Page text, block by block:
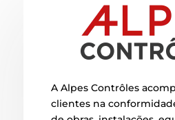
A Alpes Contrôles
clientes na